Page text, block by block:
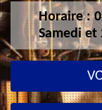
Horaire :
Samedi et